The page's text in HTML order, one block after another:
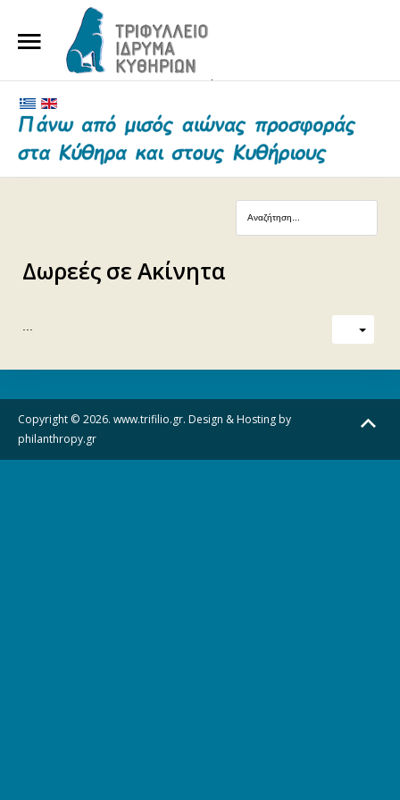
ΤΟ ΙΔΡΥΜΑ
ΕΥΕΡΓΕΤΕΣ ΚΑΙ ΔΩΡΗΤΕΣ
ΕΠΙΚΟΙΝΩΝΙΑ
Δωρεές σε Ακίνητα
...
Copyright © 2026. www.trifilio.gr. Design & Hosting by
philanthropy.gr